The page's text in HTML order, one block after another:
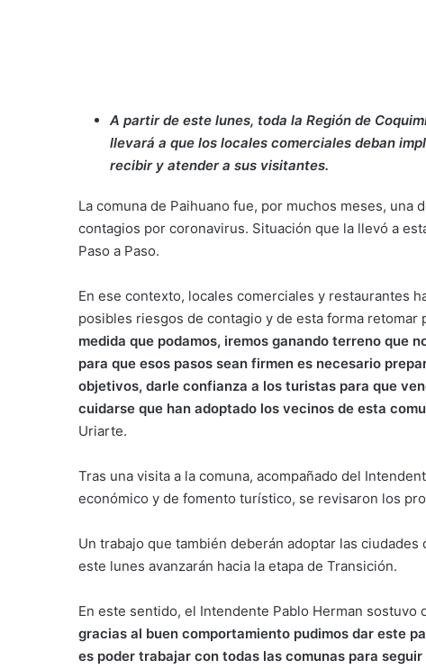
A partir de este lunes, toda la Región de
llevará a que los locales comerciales deban
recibir y atender a sus visitantes.
La comuna de Paihuano fue, por muchos meses, una
contagios por coronavirus. Situación que la llevó a
Paso a Paso.
En ese contexto, locales comerciales y restaurantes
posibles riesgos de contagio y de esta forma
medida que podamos, iremos ganando terreno que
para que esos pasos sean firmen es necesario
objetivos, darle confianza a los turistas para que
cuidarse que han adoptado los vecinos de esta
Uriarte.
Tras una visita a la comuna, acompañado del
económico y de fomento turístico, se revisaron los
Un trabajo que también deberán adoptar las
este lunes avanzarán hacia la etapa de Transición.
En este sentido, el Intendente Pablo Herman sostuvo
gracias al buen comportamiento pudimos dar este
es poder trabajar con todas las comunas para